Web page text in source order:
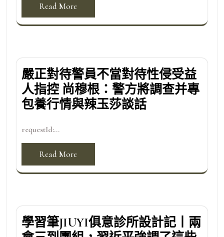
Read More
嚴正對待警員不當對待性侵受益
人指控 尚穆根：警方將調查并專
包養行情與辣玉莎談話
requestId:...
Read More
學習筆JIUYI俱意診所設計記丨兩